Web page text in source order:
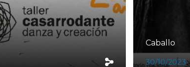
Caballo
30/10/2023